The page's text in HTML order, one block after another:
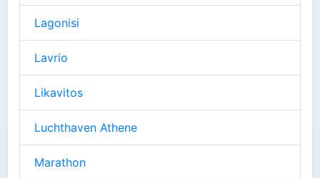
Lagonisi
Lavrio
Likavitos
Luchthaven Athene
Marathon